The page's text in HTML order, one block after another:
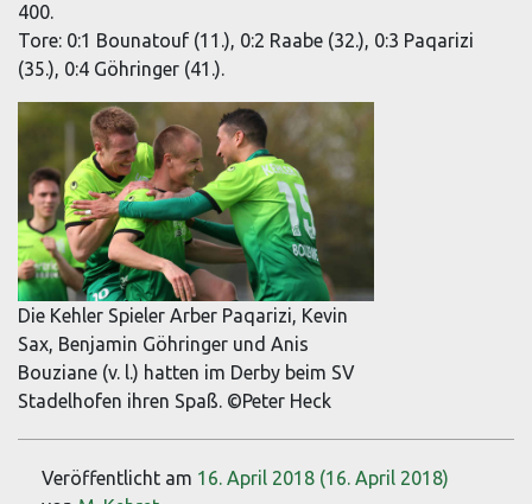
400.
Tore: 0:1 Bounatouf (11.), 0:2 Raabe (32.), 0:3 Paqarizi
(35.), 0:4 Göhringer (41.).
Die Kehler Spieler Arber Paqarizi, Kevin
Sax, Benjamin Göhringer und Anis
Bouziane (v. l.) hatten im Derby beim SV
Stadelhofen ihren Spaß. ©Peter Heck
Veröffentlicht am 16. April 2018 (16. April 2018)